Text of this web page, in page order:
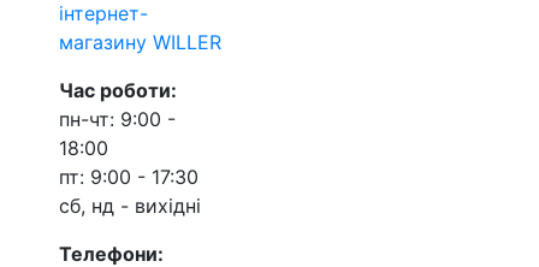
інтернет-
магазину WILLER
Час роботи:
пн-чт: 9:00 -
18:00
пт: 9:00 - 17:30
сб, нд - вихідні
Телефони: